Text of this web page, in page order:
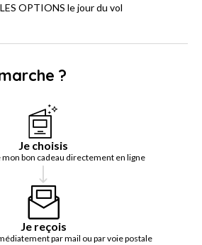
OPTIONS le jour du vol
?
Je choisis
bon cadeau directement en ligne
Je reçois
par mail ou par voie postale